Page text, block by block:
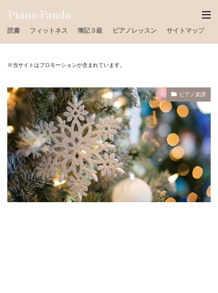
読書 フィットネス 簿記３級 ピアノレッスン サイトマップ
※当サイトはプロモーションが含まれています。
ピアノ楽譜